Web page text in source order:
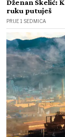
Dženan Skelić:
ruku putuješ
PRIJE 1 SEDMICA